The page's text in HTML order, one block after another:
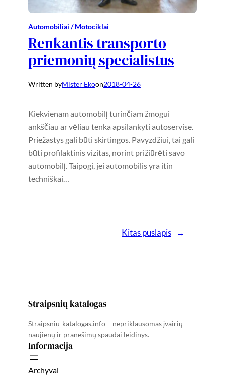
Automobiliai / Motociklai
Renkantis transporto
priemonių specialistus
Written byMister Ekoon2018-04-26
Kiekvienam automobilį turinčiam žmogui
ankščiau ar vėliau tenka apsilankyti autoservise.
Priežastys gali būti skirtingos. Pavyzdžiui, tai gali
būti profilaktinis vizitas, norint prižiūrėti savo
automobilį. Taipogi, jei automobilis yra itin
techniškai…
Kitas puslapis →
Straipsnių katalogas
Straipsniu-katalogas.info – nepriklausomas įvairių
naujienų ir pranešimų spaudai leidinys.
Informacija
Archyvai